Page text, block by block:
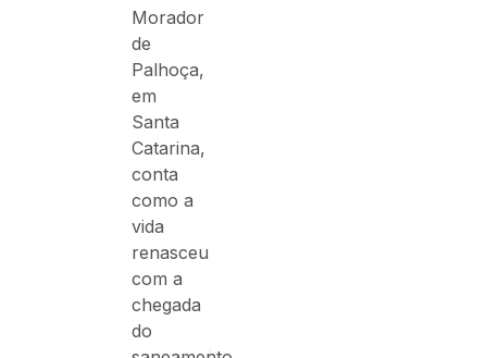
Morador
de
Palhoça,
em
Santa
Catarina,
conta
como a
vida
renasceu
com a
chegada
do